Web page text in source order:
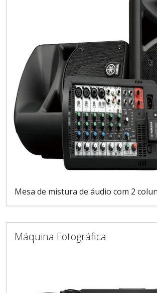
Mesa de mistura de áudio com 2
Máquina Fotográfica